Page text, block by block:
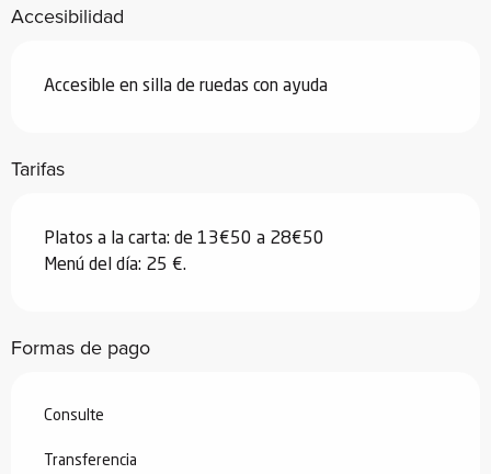
Accesibilidad
Accesible en silla de ruedas con ayuda
Tarifas
Platos a la carta: de 13€50 a 28€50
Menú del día: 25 €.
Formas de pago
Consulte
Transferencia